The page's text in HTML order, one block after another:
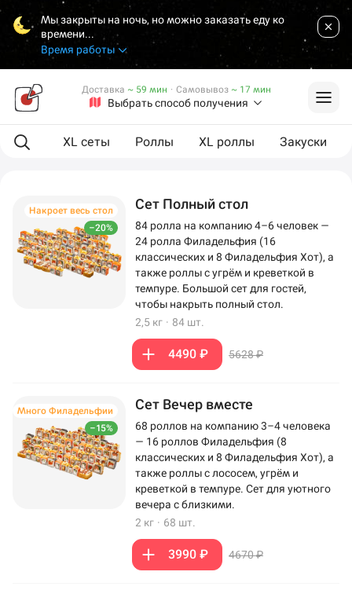
Мы закрыты на ночь, но можно заказать еду ко
времени...
Время работы
Выбрать способ получения
Доставка ~ 59 мин · Самовывоз ~ 17 мин
еда XL сеты Роллы XL роллы Закуски
–20%
Накроет весь стол Сет Полный стол
84 ролла на компанию 4–6 человек —
24 ролла Филадельфия (16
классических и 8 Филадельфия Хот), а
также роллы с угрём и креветкой в
темпуре. Большой сет для гостей,
чтобы накрыть полный стол.
2,5 кг · 84 шт.
4490 ₽ 5628 ₽
–15%
Много Филадельфии Сет Вечер вместе
68 роллов на компанию 3–4 человека
— 16 роллов Филадельфия (8
классических и 8 Филадельфия Хот), а
также роллы с лососем, угрём и
креветкой в темпуре. Сет для уютного
вечера с близкими.
2 кг · 68 шт.
3990 ₽ 4670 ₽